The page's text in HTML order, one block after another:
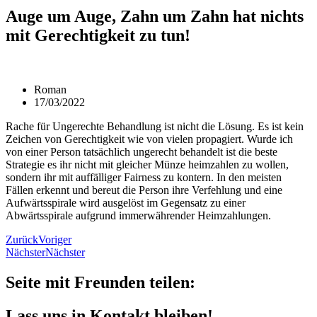
Auge um Auge, Zahn um Zahn hat nichts
mit Gerechtigkeit zu tun!
Roman
17/03/2022
Rache für Ungerechte Behandlung ist nicht die Lösung. Es ist kein
Zeichen von Gerechtigkeit wie von vielen propagiert. Wurde ich
von einer Person tatsächlich ungerecht behandelt ist die beste
Strategie es ihr nicht mit gleicher Münze heimzahlen zu wollen,
sondern ihr mit auffälliger Fairness zu kontern. In den meisten
Fällen erkennt und bereut die Person ihre Verfehlung und eine
Aufwärtsspirale wird ausgelöst im Gegensatz zu einer
Abwärtsspirale aufgrund immerwährender Heimzahlungen.
ZurückVoriger
NächsterNächster
Seite mit Freunden teilen: